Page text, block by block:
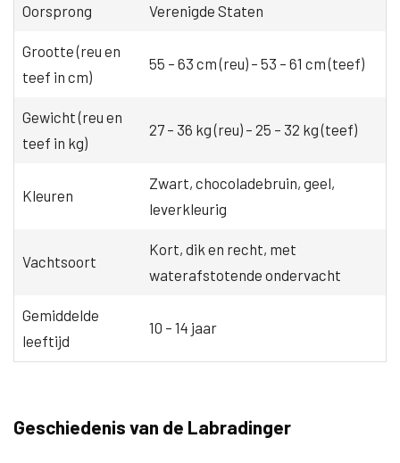
Oorsprong Verenigde Staten
Grootte (reu en
teef in cm)
55 – 63 cm (reu) – 53 – 61 cm (teef)
Gewicht (reu en
teef in kg)
27 – 36 kg (reu) – 25 – 32 kg (teef)
Kleuren
Zwart, chocoladebruin, geel,
leverkleurig
Vachtsoort
Kort, dik en recht, met
waterafstotende ondervacht
Gemiddelde
leeftijd
10 – 14 jaar
Geschiedenis van de Labradinger